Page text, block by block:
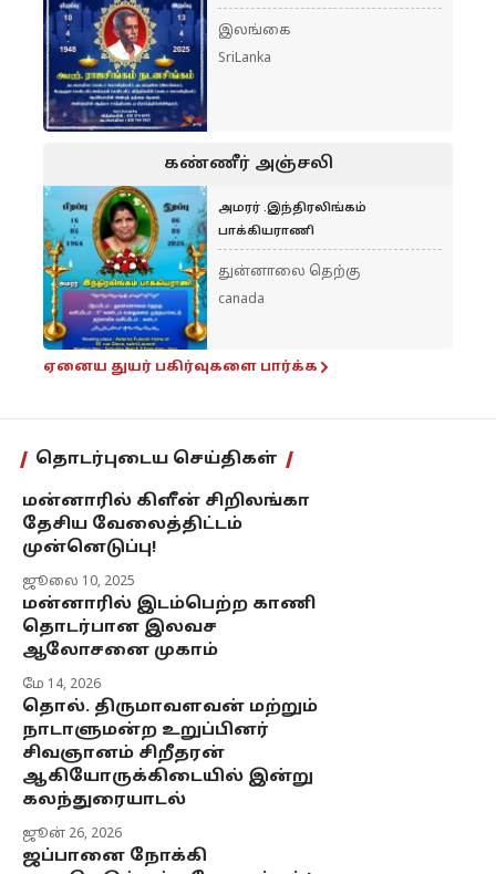
இலங்கை
SriLanka
கண்ணீர் அஞ்சலி
அமரர் .இந்திரலிங்கம்
பாக்கியராணி
துன்னாலை தெற்கு
canada
ஏனைய துயர் பகிர்வுகளை பார்க்க
தொடர்புடைய செய்திகள்
மன்னாரில் கிளீன் சிறிலங்கா
தேசிய வேலைத்திட்டம்
முன்னெடுப்பு!
ஜூலை 10, 2025
மன்னாரில் இடம்பெற்ற காணி
தொடர்பான இலவச
ஆலோசனை முகாம்
மே 14, 2026
தொல். திருமாவளவன் மற்றும்
நாடாளுமன்ற உறுப்பினர்
சிவஞானம் சிறீதரன்
ஆகியோருக்கிடையில் இன்று
கலந்துரையாடல்
ஜூன் 26, 2026
ஜப்பானை நோக்கி